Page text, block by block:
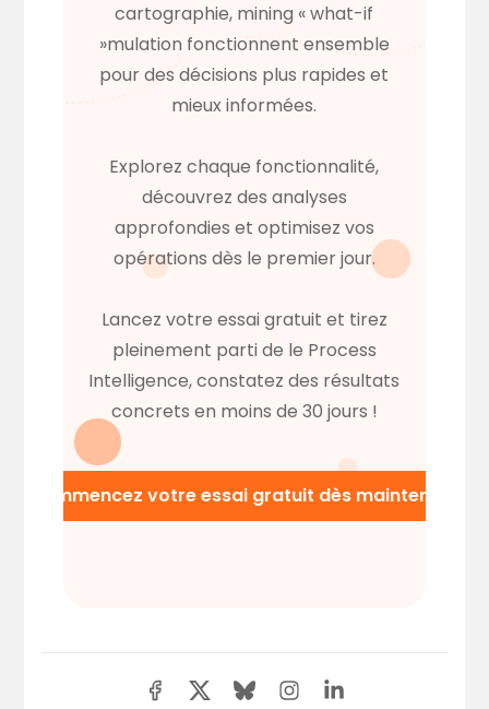
cartographie, mining « what-if
»mulation fonctionnent ensemble
pour des décisions plus rapides et
mieux informées.
Explorez chaque fonctionnalité,
découvrez des analyses
approfondies et optimisez vos
opérations dès le premier jour.
Lancez votre essai gratuit et tirez
pleinement parti de le Process
Intelligence, constatez des résultats
concrets en moins de 30 jours !
Commencez votre essai gratuit dès maintenant